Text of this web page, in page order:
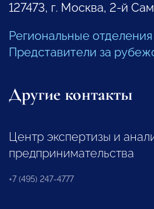
127473, г. Москва, 2-й
Региональные отделения
Представители за
Другие контакты
Центр экспертизы и
предпринимательства
+7 (495) 247-4777